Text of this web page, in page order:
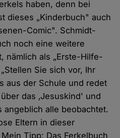
haben, denn bei
dieses „Kinderbuch" auch
Comic". Schmidt-
noch eine weitere
nämlich als „Erste-Hilfe-
Sie sich vor, Ihr
aus der Schule und redet
das ‚Jesuskind' und
angeblich alle beobachtet.
Eltern in dieser
Tipp: Das Ferkelbuch